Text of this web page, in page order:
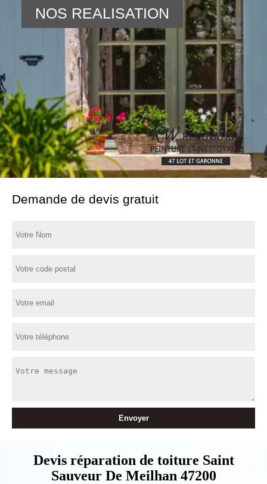
NOS REALISATION
Demande de devis gratuit
Devis réparation de toiture Saint
Sauveur De Meilhan 47200